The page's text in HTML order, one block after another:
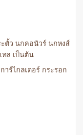
ตั้ว นกคอนัวร์ นกหงส์
ทล เป็นต้น
าร์ไกลเดอร์ กระรอก